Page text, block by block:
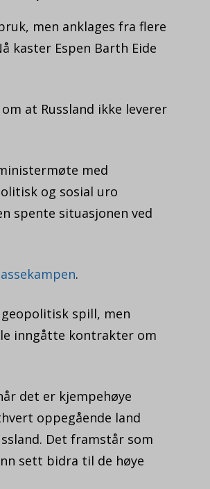
men anklages fra flere
kaster Espen Barth Eide
at Russland ikke leverer
med
og sosial uro
spente situasjonen ved
.
geopolitisk spill, men
inngåtte kontrakter om
det er kjempehøye
oppegående land
Det framstår som
sett bidra til de høye